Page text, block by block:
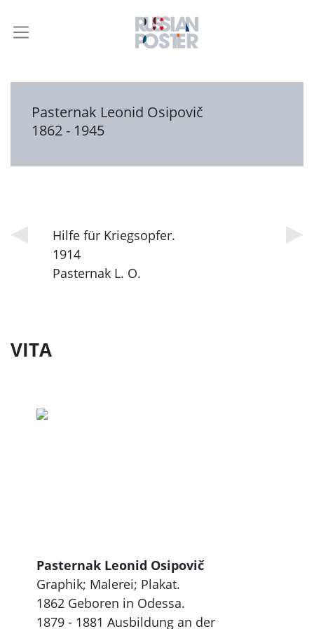
Pasternak Leonid Osipovič
1862 - 1945
Hilfe für Kriegsopfer.
1914
Pasternak L. O.
VITA
Pasternak Leonid Osipovič
Graphik; Malerei; Plakat.
1862 Geboren in Odessa.
1879 - 1881 Ausbildung an der